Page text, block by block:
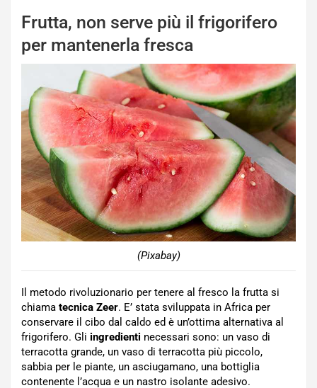
Frutta, non serve più il frigorifero
per mantenerla fresca
(Pixabay)
Il metodo rivoluzionario per tenere al fresco la frutta si
chiama tecnica Zeer. E’ stata sviluppata in Africa per
conservare il cibo dal caldo ed è un’ottima alternativa al
frigorifero. Gli ingredienti necessari sono: un vaso di
terracotta grande, un vaso di terracotta più piccolo,
sabbia per le piante, un asciugamano, una bottiglia
contenente l’acqua e un nastro isolante adesivo.